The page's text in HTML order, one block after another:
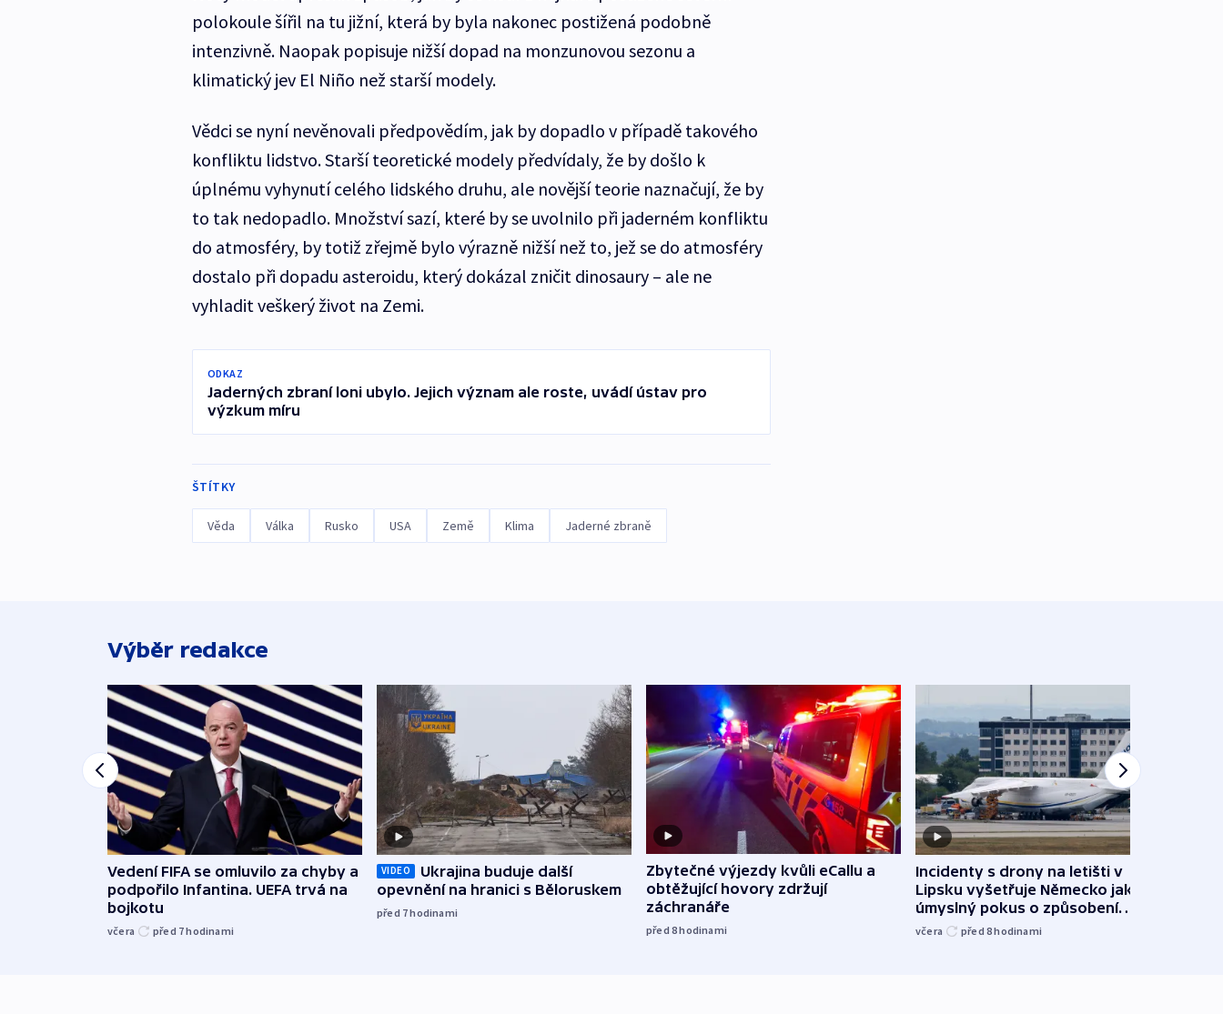
polokoule šířil na tu jižní, která by byla nakonec postižená podobně
intenzivně. Naopak popisuje nižší dopad na monzunovou sezonu a
klimatický jev El Niño než starší modely.
Vědci se nyní nevěnovali předpovědím, jak by dopadlo v případě takového
konfliktu lidstvo. Starší teoretické modely předvídaly, že by došlo k
úplnému vyhynutí celého lidského druhu, ale novější teorie naznačují, že by
to tak nedopadlo. Množství sazí, které by se uvolnilo při jaderném konfliktu
do atmosféry, by totiž zřejmě bylo výrazně nižší než to, jež se do atmosféry
dostalo při dopadu asteroidu, který dokázal zničit dinosaury – ale ne
vyhladit veškerý život na Zemi.
ODKAZ
Jaderných zbraní loni ubylo. Jejich význam ale roste, uvádí ústav pro
výzkum míru
ŠTÍTKY
Věda Válka Rusko USA Země Klima Jaderné zbraně
Výběr redakce
Vedení FIFA se omluvilo za chyby a
podpořilo Infantina. UEFA trvá na
bojkotu
včera před 7hodinami
VIDEO
Ukrajina buduje další
opevnění na hranici s Běloruskem
před 7hodinami
Zbytečné výjezdy kvůli eCallu a
obtěžující hovory zdržují
záchranáře
před 8hodinami
Incidenty s drony na letišti v
Lipsku vyšetřuje Německo jako
úmyslný pokus o způsobení
exploze
včera před 8hodinami